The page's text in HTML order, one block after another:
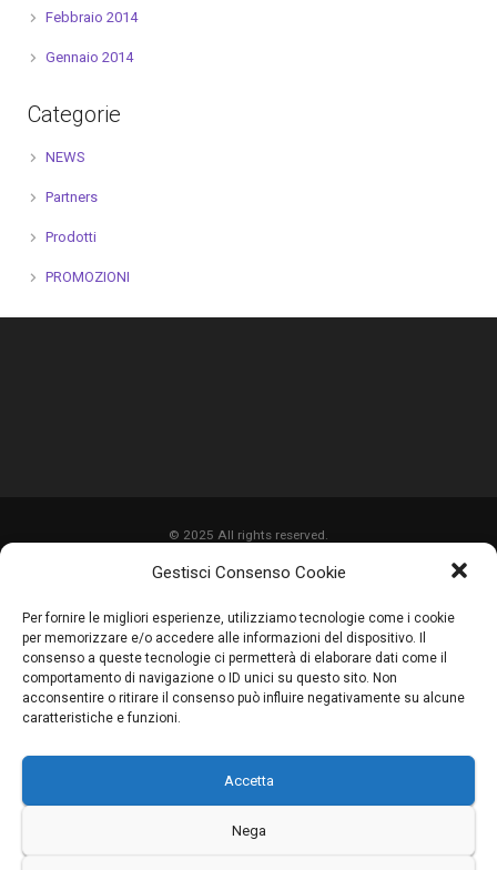
Gestisci Consenso Cookie
Per fornire le migliori esperienze, utilizziamo tecnologie come i cookie
per memorizzare e/o accedere alle informazioni del dispositivo. Il
consenso a queste tecnologie ci permetterà di elaborare dati come il
comportamento di navigazione o ID unici su questo sito. Non
acconsentire o ritirare il consenso può influire negativamente su alcune
caratteristiche e funzioni.
Accetta
Nega
Febbraio 2014
Gennaio 2014
Categorie
NEWS
Partners
Prodotti
PROMOZIONI
© 2025 All rights reserved.
CHI SIAMO
SERVIZI
LAVORI
PARTNER
CONTATTI